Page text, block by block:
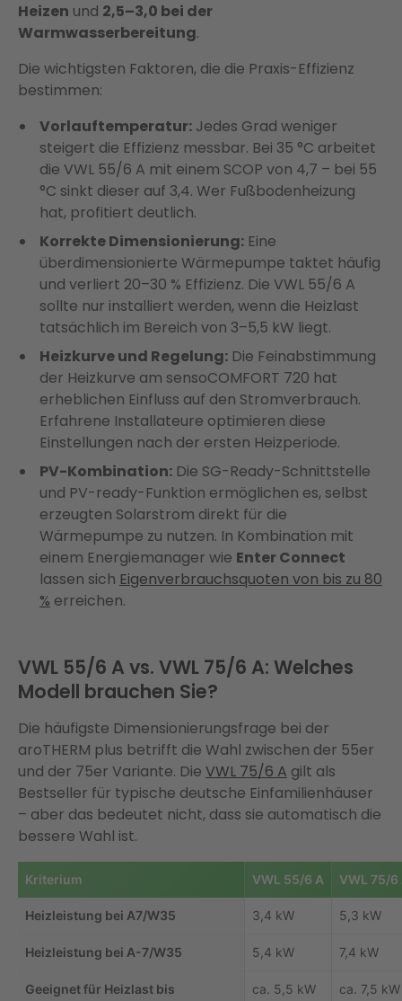
Heizen und 2,5–3,0 bei der
Warmwasserbereitung.
Die wichtigsten Faktoren, die die Praxis-Effizienz
bestimmen:
Vorlauftemperatur: Jedes Grad weniger
steigert die Effizienz messbar. Bei 35 °C arbeitet
die VWL 55/6 A mit einem SCOP von 4,7 – bei 55
°C sinkt dieser auf 3,4. Wer Fußbodenheizung
hat, profitiert deutlich.
Korrekte Dimensionierung: Eine
überdimensionierte Wärmepumpe taktet häufig
und verliert 20–30 % Effizienz. Die VWL 55/6 A
sollte nur installiert werden, wenn die Heizlast
tatsächlich im Bereich von 3–5,5 kW liegt.
Heizkurve und Regelung: Die Feinabstimmung
der Heizkurve am sensoCOMFORT 720 hat
erheblichen Einfluss auf den Stromverbrauch.
Erfahrene Installateure optimieren diese
Einstellungen nach der ersten Heizperiode.
PV-Kombination: Die SG-Ready-Schnittstelle
und PV-ready-Funktion ermöglichen es, selbst
erzeugten Solarstrom direkt für die
Wärmepumpe zu nutzen. In Kombination mit
einem Energiemanager wie Enter Connect
lassen sich Eigenverbrauchsquoten von bis zu 80
% erreichen.
VWL 55/6 A vs. VWL 75/6 A: Welches
Modell brauchen Sie?
Die häufigste Dimensionierungsfrage bei der
aroTHERM plus betrifft die Wahl zwischen der 55er
und der 75er Variante. Die VWL 75/6 A gilt als
Bestseller für typische deutsche Einfamilienhäuser
– aber das bedeutet nicht, dass sie automatisch die
bessere Wahl ist.
Kriterium VWL 55/6 A VWL 75/6
Heizleistung bei A7/W35 3,4 kW 5,3 kW
Heizleistung bei A-7/W35 5,4 kW 7,4 kW
Geeignet für Heizlast bis ca. 5,5 kW ca. 7,5 kW